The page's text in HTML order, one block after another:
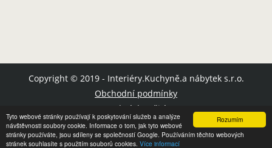
Rozumím
Tyto webové stránky používají k poskytování služeb a analýze
návštěvnosti soubory cookie. Informace o tom, jak tyto webové
stránky používáte, jsou sdíleny se společností Google. Používáním těchto webových
stránek souhlasíte s použitím souborů cookies. Více informací
Copyright © 2019 - Interiéry.Kuchyně.a nábytek s.r.o.
Obchodní podmínky
Podmínky užití
Mapa stránek